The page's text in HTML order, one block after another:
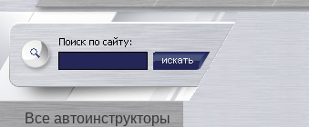
Все автоинструкторы